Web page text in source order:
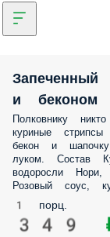
Полковнику
куриные
бекон и
луком. Состав
водоросли Нори,
Розовый соус,
1 порц.
349